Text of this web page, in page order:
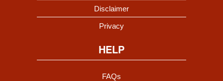
Disclaimer
Privacy
HELP
FAQs